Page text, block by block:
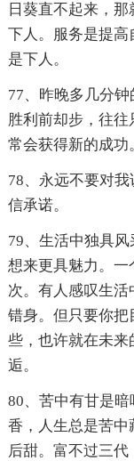
日葵直不起来，
下人。服务是提高
是下人。
77、昨晚多几分
胜利前却步，往
常会获得新的成功
78、永远不要对
信承诺。
79、生活中独具
想来更具魅力。一
次。有人感叹生
错身。但只要你把
些，也许就在未
逅。
80、苦中有甘是
香，人生总是苦中
后甜。富不过三